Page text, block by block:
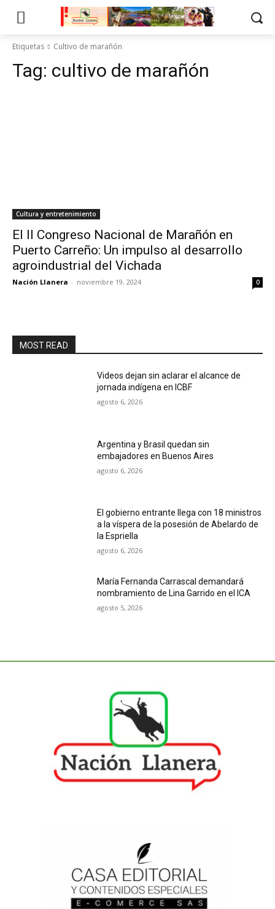
Etiquetas Cultivo de marañón
Tag: cultivo de marañón
Cultura y entretenimiento
El II Congreso Nacional de Marañón en
Puerto Carreño: Un impulso al desarrollo
agroindustrial del Vichada
Nación Llanera - noviembre 19, 2024 0
MOST READ
Videos dejan sin aclarar el alcance de
jornada indígena en ICBF
agosto 6, 2026
Argentina y Brasil quedan sin
embajadores en Buenos Aires
agosto 6, 2026
El gobierno entrante llega con 18 ministros
a la víspera de la posesión de Abelardo de
la Espriella
agosto 6, 2026
María Fernanda Carrascal demandará
nombramiento de Lina Garrido en el ICA
agosto 5, 2026